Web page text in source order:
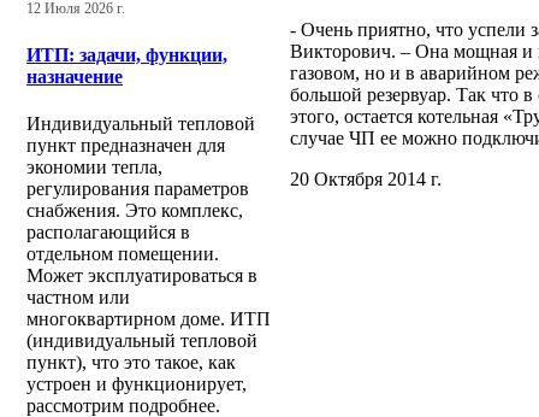
12 Июля 2026 г.
ИТП: задачи, функции,
назначение
Индивидуальный тепловой
пункт предназначен для
экономии тепла,
регулирования параметров
снабжения. Это комплекс,
располагающийся в
отдельном помещении.
Может эксплуатироваться в
частном или
многоквартирном доме. ИТП
(индивидуальный тепловой
пункт), что это такое, как
устроен и функционирует,
рассмотрим подробнее.
- Очень приятно, что успели
Викторович. – Она мощная и
газовом, но и в аварийном
большой резервуар. Так что
этого, остается котельная
случае ЧП ее можно
20 Октября 2014 г.